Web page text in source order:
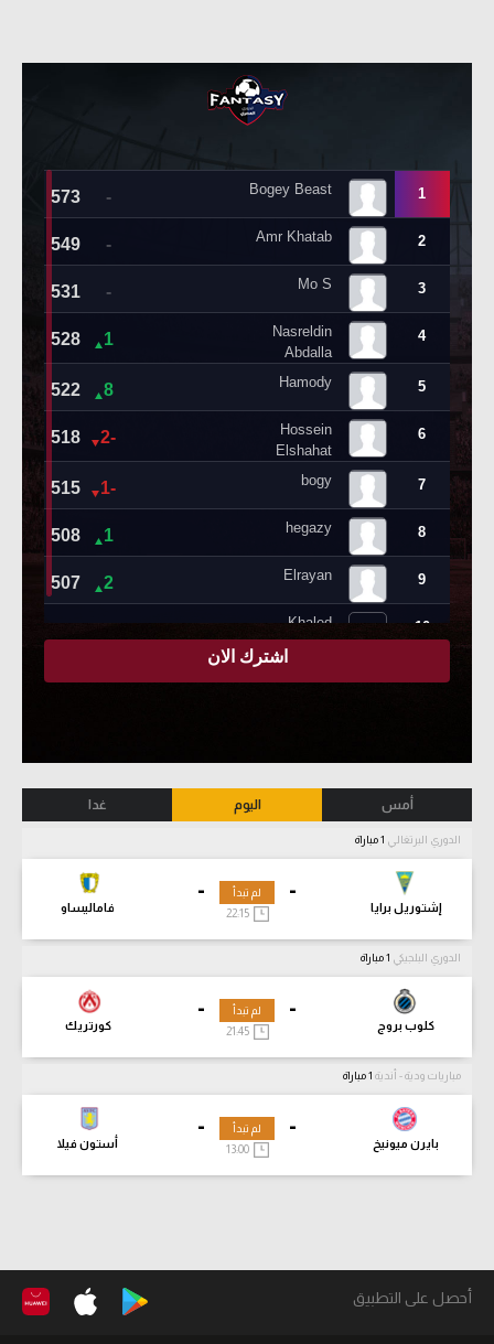
أمس اليوم غدا
الدوري البرتغالي
-
إشتوريل برايا
-
فاماليساو
لم تبدأ
22:15
الدوري البلجيكي
-
كلوب بروج
-
كورتريك
لم تبدأ
21:45
مباريات ودية - أندية
-
بايرن ميونيخ
-
أستون فيلا
لم تبدأ
13:00
أحصل على التطبيق